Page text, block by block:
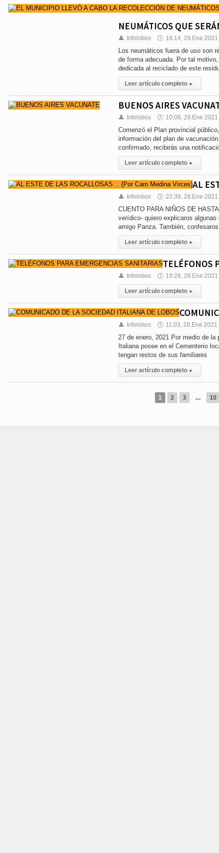
NEUMÁTICOS QUE
👤 Infolobos 🕔 16:14, 29.Ene 2021
Los neumáticos fuera de uso son
de forma adecuada. Por tal
dedicada al reciclado de este
Leer artículo completo ▸
BUENOS AIRES
👤 Infolobos 🕔 10:08, 29.Ene 2021
Comenzó el Plan provincial
información del plan de
confirmado, recibirás una
Leer artículo completo ▸
AL
👤 Infolobos 🕔 22:39, 28.Ene 2021
CUENTO PARA NIÑOS DE
verídico- quiero explicaros
amigo Panza. También,
Leer artículo completo ▸
TELÉFONOS
👤 Infolobos 🕔 19:28, 28.Ene 2021
Leer artículo completo ▸
👤 Infolobos 🕔 11:03, 28.Ene 2021
27 de enero, 2021 Por medio de
Italiana posee en el Cementerio
tengan restos de sus familiares
Leer artículo completo ▸
1 2 3 … 10